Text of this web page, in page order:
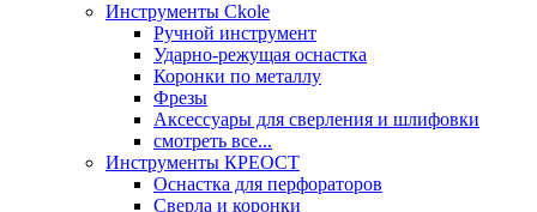
Инструменты Ckole
Ручной инструмент
Ударно‑режущая оснастка
Коронки по металлу
Фрезы
Аксессуары для сверления и шлифовки
смотреть все...
Инструменты КРЕОСТ
Оснастка для перфораторов
Сверла и коронки